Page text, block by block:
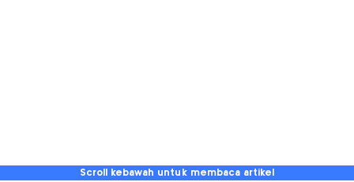
Scroll kebawah untuk membaca artikel